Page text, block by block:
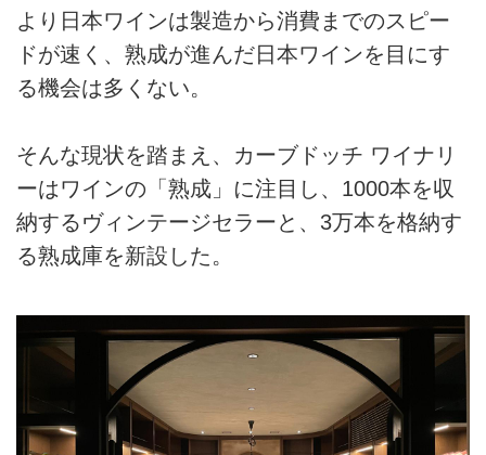
より日本ワインは製造から消費までのスピー
ドが速く、熟成が進んだ日本ワインを目にす
る機会は多くない。
そんな現状を踏まえ、カーブドッチ ワイナリ
ーはワインの「熟成」に注目し、1000本を収
納するヴィンテージセラーと、3万本を格納す
る熟成庫を新設した。